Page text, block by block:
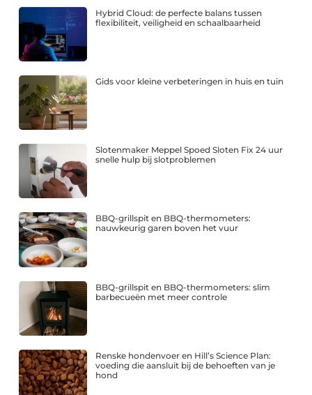
Hybrid Cloud: de perfecte balans tussen
flexibiliteit, veiligheid en schaalbaarheid
Gids voor kleine verbeteringen in huis en tuin
Slotenmaker Meppel Spoed Sloten Fix 24 uur
snelle hulp bij slotproblemen
BBQ-grillspit en BBQ-thermometers:
nauwkeurig garen boven het vuur
BBQ-grillspit en BBQ-thermometers: slim
barbecueën met meer controle
Renske hondenvoer en Hill’s Science Plan:
voeding die aansluit bij de behoeften van je
hond